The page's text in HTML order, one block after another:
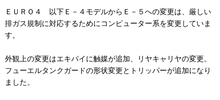
ＥＵＲＯ４ 以下Ｅ－４モデルからＥ－５への変更は、厳しい
排ガス規制に対応するためにコンピューター系を変更していま
す。
外観上の変更はエキパイに触媒が追加、リヤキャリヤの変更。
フューエルタンクガードの形状変更とトリッパーが追加になり
ました。